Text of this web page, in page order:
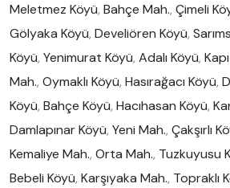
Meletmez Köyü, Bahçe Mah., Çimeli
Gölyaka Köyü, Develiören Köyü,
Köyü, Yenimurat Köyü, Adalı Köyü,
Mah., Oymaklı Köyü, Hasırağacı Köyü,
Köyü, Bahçe Köyü, Hacıhasan Köyü,
Damlapınar Köyü, Yeni Mah., Çakşırlı
Kemaliye Mah., Orta Mah., Tuzkuyusu
Bebeli Köyü, Karşıyaka Mah., Topraklı